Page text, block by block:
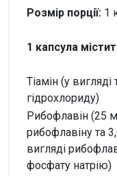
Розмір порції: 1
1 капсула
Тіамін (у вигляді
гідрохлориду)
Рибофлавін (25
рибофлавіну та
вигляді
фосфату натрію)